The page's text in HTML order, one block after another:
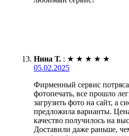
Нина Т. : ★ ★ ★ ★ ★
05.02.2025
Фирменный сервис
фотопечать, все прошло
загрузить фото на сайт, а
предложила варианты.
качество получилось на
Доставили даже раньше,